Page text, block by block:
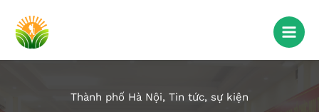
Thành phố Hà Nội, Tin tức, sự kiện